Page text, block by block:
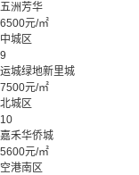
五洲芳华
6500元/㎡
中城区
9
运城绿地新里城
7500元/㎡
北城区
10
嘉禾华侨城
5600元/㎡
空港南区